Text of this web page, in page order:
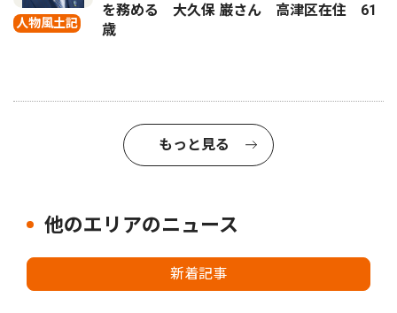
人物風土記
を務める 大久保 巌さん 高津区在住 61
歳
もっと見る
他のエリアのニュース
新着記事